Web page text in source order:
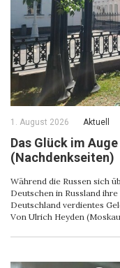
1. August 2026 Aktuell
Das Glück im
(Nachdenkseiten)
Während die Russen sich
Deutschen in Russland
Deutschland verdientes
Von Ulrich Heyden